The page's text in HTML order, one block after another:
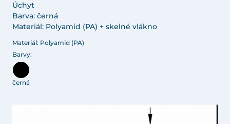
Úchyt
Barva: černá
Materiál: Polyamid (PA) + skelné vlákno
Materiál: Polyamid (PA)
Barvy:
černá